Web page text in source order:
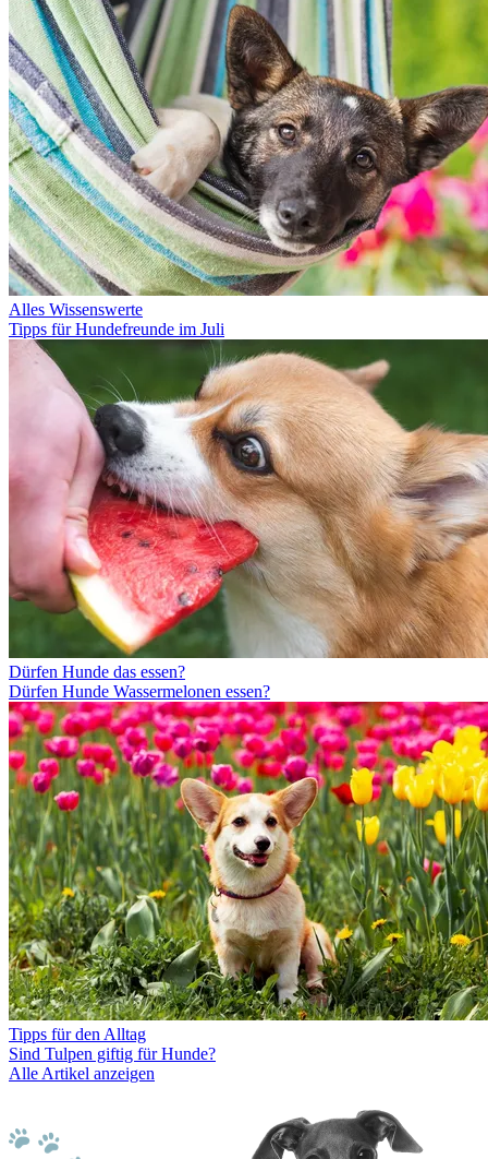
Alles Wissenswerte
Tipps für Hundefreunde im Juli
Dürfen Hunde das essen?
Dürfen Hunde Wassermelonen essen?
Tipps für den Alltag
Sind Tulpen giftig für Hunde?
Alle Artikel anzeigen